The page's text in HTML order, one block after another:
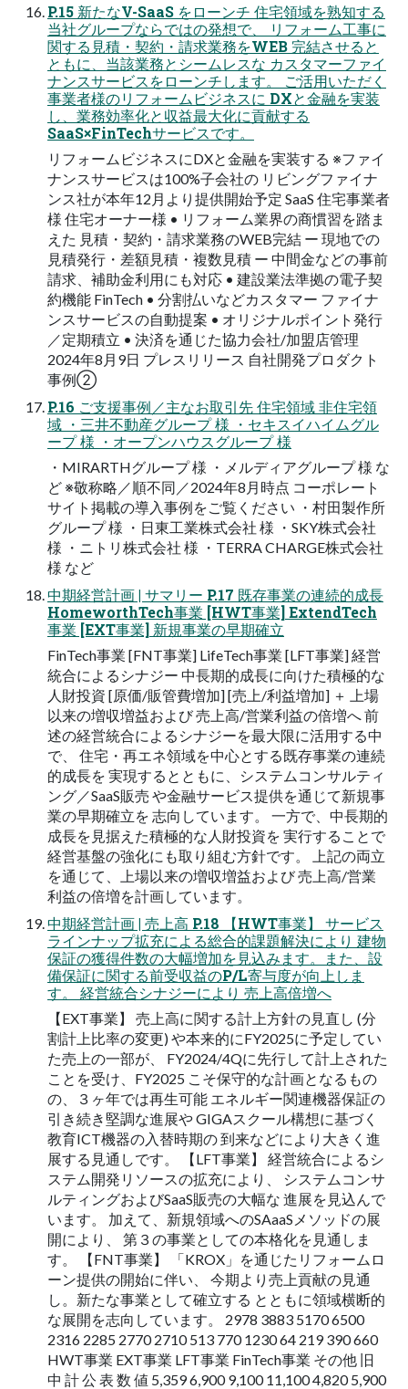
P.15 新たなV-SaaS をローンチ 住宅領域を熟知する
当社グループならではの発想で、 リフォーム工事に
関する見積・契約・請求業務をWEB 完結させると
ともに、当該業務とシームレスな カスタマーファイ
ナンスサービスをローンチします。 ご活用いただく
事業者様のリフォームビジネスに DXと金融を実装
し、業務効率化と収益最大化に貢献する
SaaS×FinTechサービスです。
リフォームビジネスにDXと金融を実装する ※ファイ
ナンスサービスは100%子会社の リビングファイナ
ンス社が本年12月より提供開始予定 SaaS 住宅事業者
様 住宅オーナー様 • リフォーム業界の商慣習を踏ま
えた 見積・契約・請求業務のWEB完結 ー 現地での
見積発行・差額見積・複数見積 ー 中間金などの事前
請求、補助金利用にも対応 • 建設業法準拠の電子契
約機能 FinTech • 分割払いなどカスタマー ファイナ
ンスサービスの自動提案 • オリジナルポイント発行
／定期積立 • 決済を通じた協力会社/加盟店管理
2024年8月9日 プレスリリース 自社開発プロダクト
事例②
P.16 ご支援事例／主なお取引先 住宅領域 非住宅領
域 ・三井不動産グループ 様 ・セキスイハイムグル
ープ 様 ・オープンハウスグループ 様
・MIRARTHグループ 様 ・メルディアグループ 様 な
ど ※敬称略／順不同／2024年8月時点 コーポレート
サイト掲載の導入事例をご覧ください ・村田製作所
グループ 様 ・日東工業株式会社 様 ・SKY株式会社
様 ・ニトリ株式会社 様 ・TERRA CHARGE株式会社
様 など
中期経営計画 | サマリー P.17 既存事業の連続的成長
HomeworthTech事業 [HWT事業] ExtendTech
事業 [EXT事業] 新規事業の早期確立
FinTech事業 [FNT事業] LifeTech事業 [LFT事業] 経営
統合によるシナジー 中長期的成長に向けた積極的な
人財投資 [原価/販管費増加] [売上/利益増加] ＋ 上場
以来の増収増益および 売上高/営業利益の倍増へ 前
述の経営統合によるシナジーを最大限に活用する中
で、 住宅・再エネ領域を中心とする既存事業の連続
的成長を 実現するとともに、システムコンサルティ
ング／SaaS販売 や金融サービス提供を通じて新規事
業の早期確立を 志向しています。 一方で、中長期的
成長を見据えた積極的な人財投資を 実行することで
経営基盤の強化にも取り組む方針です。 上記の両立
を通じて、上場以来の増収増益および 売上高/営業
利益の倍増を計画しています。
中期経営計画 | 売上高 P.18 【HWT事業】 サービス
ラインナップ拡充による総合的課題解決により 建物
保証の獲得件数の大幅増加を見込みます。また、設
備保証に関する前受収益のP/L寄与度が向上しま
す。 経営統合シナジーにより 売上高倍増へ
【EXT事業】 売上高に関する計上方針の見直し (分
割計上比率の変更) や本来的にFY2025に予定してい
た売上の一部が、 FY2024/4Qに先行して計上された
ことを受け、FY2025 こそ保守的な計画となるもの
の、３ヶ年では再生可能 エネルギー関連機器保証の
引き続き堅調な進展や GIGAスクール構想に基づく
教育ICT機器の入替時期の 到来などにより大きく進
展する見通しです。 【LFT事業】 経営統合によるシ
ステム開発リソースの拡充により、 システムコンサ
ルティングおよびSaaS販売の大幅な 進展を見込んで
います。 加えて、新規領域へのSAaaSメソッドの展
開により、 第３の事業としての本格化を見通しま
す。 【FNT事業】 「KROX」を通じたリフォームロ
ーン提供の開始に伴い、 今期より売上貢献の見通
し。新たな事業として確立する とともに領域横断的
な展開を志向しています。 2978 3883 5170 6500
2316 2285 2770 2710 513 770 1230 64 219 390 660
HWT事業 EXT事業 LFT事業 FinTech事業 その他 旧
中 計 公 表 数 値 5,359 6,900 9,100 11,100 4,820 5,900